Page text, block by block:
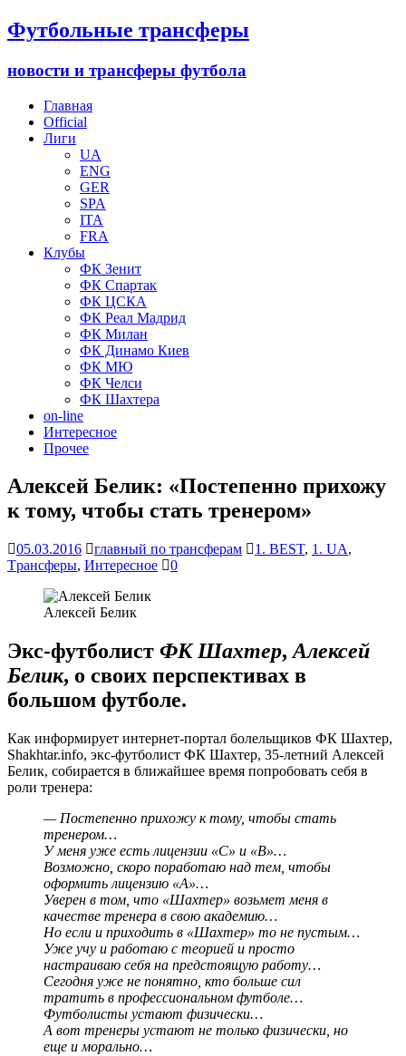
Футбольные трансферы
новости и трансферы футбола
Главная
Official
Лиги
UA
ENG
GER
SPA
ITA
FRA
Клубы
ФК Зенит
ФК Спартак
ФК ЦСКА
ФК Реал Мадрид
ФК Милан
ФК Динамо Киев
ФК МЮ
ФК Челси
ФК Шахтера
on-line
Интересное
Прочее
Алексей Белик: «Постепенно прихожу
к тому, чтобы стать тренером»
05.03.2016 главный по трансферам 1. BEST, 1. UA,
Tрансферы, Интересное 0
Алексей Белик
Экс-футболист ФК Шахтер,Алексей
Белик, о своих перспективах в
большом футболе.
Как информирует интернет-портал болельщиков ФК Шахтер,
Shаkhtar.infо, экс-футболист ФК Шахтер, 35-летний Алексей
Белик, собирается в ближайшее время попробовать себя в
роли тренера:
— Постепенно прихожу к тому, чтобы стать
тренером…
У меня уже есть лицензии «С» и «В»…
Возможно, скоро поработаю над тем, чтобы
оформить лицензию «А»…
Уверен в том, что «Шахтер» возьмет меня в
качестве тренера в свою академию…
Но если и приходить в «Шахтер» то не пустым…
Уже учу и работаю с теорией и просто
настраиваю себя на предстоящую работу…
Сегодня уже не понятно, кто больше сил
тратить в профессиональном футболе…
Футболисты устают физически…
А вот тренеры устают не только физически, но
еще и морально…